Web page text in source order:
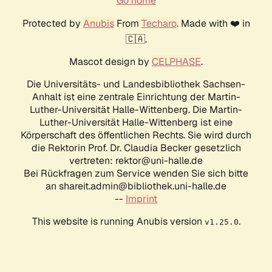
Protected by AnubisFrom Techaro. Made with ❤️ in
🇨🇦.
Mascot design by CELPHASE.
Die Universitäts- und Landesbibliothek Sachsen-
Anhalt ist eine zentrale Einrichtung der Martin-
Luther-Universität Halle-Wittenberg. Die Martin-
Luther-Universität Halle-Wittenberg ist eine
Körperschaft des öffentlichen Rechts. Sie wird durch
die Rektorin Prof. Dr. Claudia Becker gesetzlich
vertreten: rektor@uni-halle.de
Bei Rückfragen zum Service wenden Sie sich bitte
an shareit.admin@bibliothek.uni-halle.de
-- Imprint
This website is running Anubis version v1.25.0.